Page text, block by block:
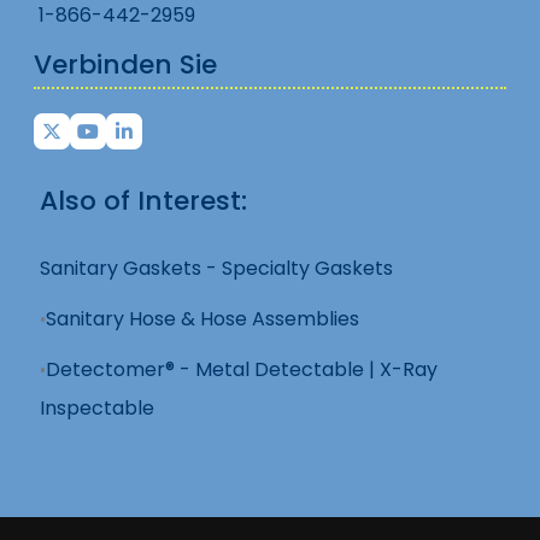
1-866-442-2959
Verbinden Sie
Also of Interest:
Sanitary Gaskets - Specialty Gaskets
Sanitary Hose & Hose Assemblies
Detectomer® - Metal Detectable | X-Ray
Inspectable